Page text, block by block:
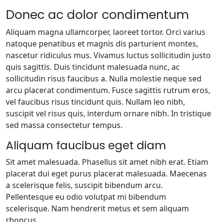
Donec ac dolor condimentum
Aliquam magna ullamcorper, laoreet tortor. Orci varius
natoque penatibus et magnis dis parturient montes,
nascetur ridiculus mus. Vivamus luctus sollicitudin justo
quis sagittis. Duis tincidunt malesuada nunc, ac
sollicitudin risus faucibus a. Nulla molestie neque sed
arcu placerat condimentum. Fusce sagittis rutrum eros,
vel faucibus risus tincidunt quis. Nullam leo nibh,
suscipit vel risus quis, interdum ornare nibh. In tristique
sed massa consectetur tempus.
Aliquam faucibus eget diam
Sit amet malesuada. Phasellus sit amet nibh erat. Etiam
placerat dui eget purus placerat malesuada. Maecenas
a scelerisque felis, suscipit bibendum arcu.
Pellentesque eu odio volutpat mi bibendum
scelerisque. Nam hendrerit metus et sem aliquam